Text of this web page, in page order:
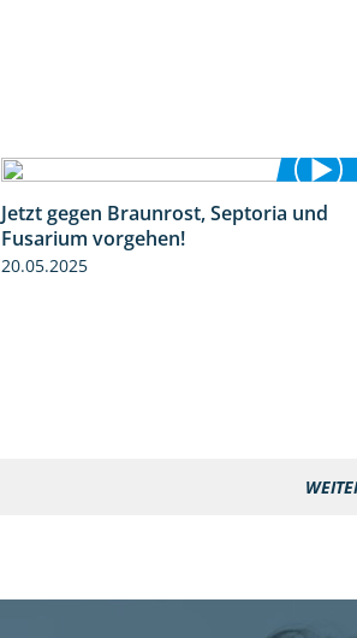
1:27
Jetzt gegen Braunrost, Septoria und
Fusarium vorgehen!
20.05.2025